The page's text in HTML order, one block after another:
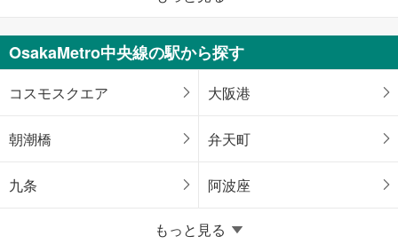
堺区 中区
西区
南区 北区
美原区
大阪府のそのほかの地域
OsakaMetro中央線の駅から探す
コスモスクエア 大阪港
朝潮橋 弁天町
九条 阿波座
もっと見る